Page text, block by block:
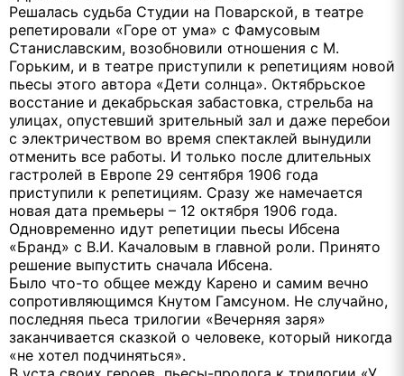
Решалась судьба Студии на Поварской, в театре
репетировали «Горе от ума» с Фамусовым
Станиславским, возобновили отношения с М.
Горьким, и в театре приступили к репетициям новой
пьесы этого автора «Дети солнца». Октябрьское
восстание и декабрьская забастовка, стрельба на
улицах, опустевший зрительный зал и даже перебои
с электричеством во время спектаклей вынудили
отменить все работы. И только после длительных
гастролей в Европе 29 сентября 1906 года
приступили к репетициям. Сразу же намечается
новая дата премьеры – 12 октября 1906 года.
Одновременно идут репетиции пьесы Ибсена
«Бранд» с В.И. Качаловым в главной роли. Принято
решение выпустить сначала Ибсена.
Было что-то общее между Карено и самим вечно
сопротивляющимся Кнутом Гамсуном. Не случайно,
последняя пьеса трилогии «Вечерняя заря»
заканчивается сказкой о человеке, который никогда
«не хотел подчиняться».